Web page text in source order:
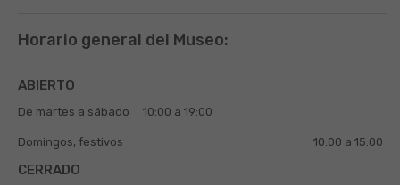
Horario general del Museo:
ABIERTO
De martes a sábado 10:00 a 19:00
Domingos, festivos 10:00 a 15:00
CERRADO